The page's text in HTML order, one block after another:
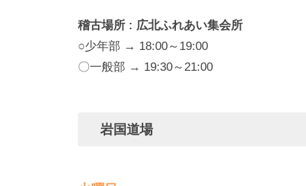
稽古場所 : 広北ふれあい集会所
○少年部 → 18:00～19:00
〇一般部 → 19:30～21:00
岩国道場